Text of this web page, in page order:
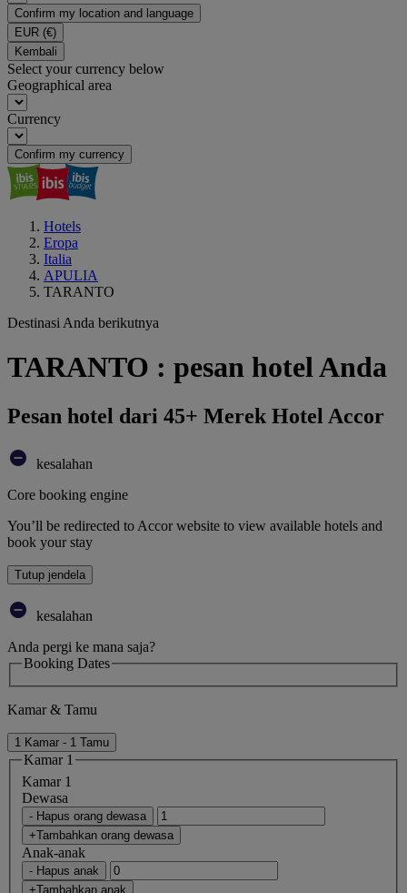
Confirm my location and language
EUR (€)
Kembali
Select your currency below
Geographical area
Currency
Confirm my currency
Hotels
Eropa
Italia
APULIA
TARANTO
Destinasi Anda berikutnya
TARANTO : pesan hotel Anda
Pesan hotel dari 45+ Merek Hotel Accor
kesalahan
Core booking engine
You’ll be redirected to Accor website to view available hotels and
book your stay
Tutup jendela
kesalahan
Anda pergi ke mana saja?
Booking Dates
Kamar & Tamu
1 Kamar - 1 Tamu
Kamar 1
Kamar 1
Dewasa
- Hapus orang dewasa
+Tambahkan orang dewasa
Anak-anak
- Hapus anak
+Tambahkan anak